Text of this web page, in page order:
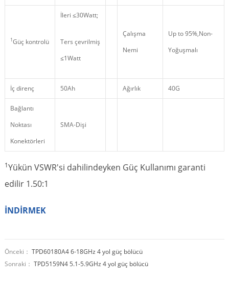
1Güç kontrolü
İleri ≤30Watt;
Ters çevrilmiş
≤1Watt
Çalışma
Nemi
Up to 95%,Non-
Yoğuşmalı
İç direnç 50Ah Ağırlık 40G
Bağlantı
Noktası
Konektörleri
SMA-Dişi
1Yükün VSWR'si dahilindeyken Güç Kullanımı garanti
edilir 1.50:1
İNDİRMEK
Önceki： TPD60180A4 6-18GHz 4 yol güç bölücü
Sonraki： TPD5159N4 5.1-5.9GHz 4 yol güç bölücü